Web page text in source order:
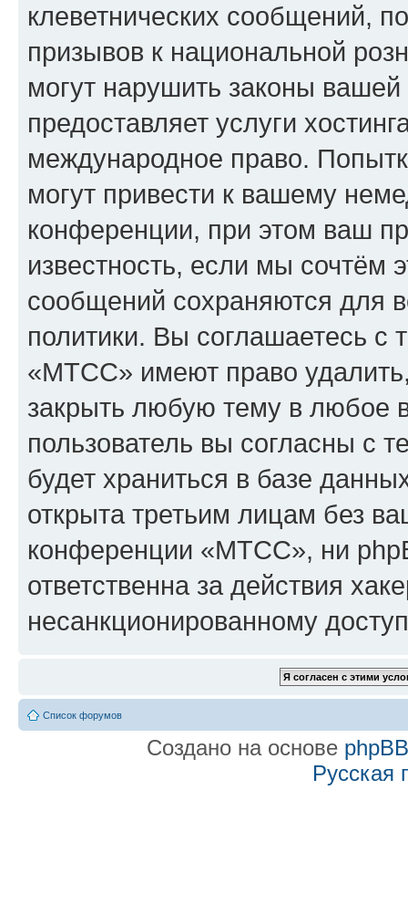
клеветнических сообщений,
призывов к национальной
могут нарушить законы
предоставляет услуги
международное право.
могут привести к вашему
конференции, при этом ваш
известность, если мы сочтём
сообщений сохраняются для
политики. Вы соглашаетесь
«МТСС» имеют право удалить,
закрыть любую тему в любое
пользователь вы согласны с
будет храниться в базе
открыта третьим лицам без
конференции «МТСС», ни
ответственна за действия
несанкционированному
Список форумов
Создано на основе phpBB
Русская